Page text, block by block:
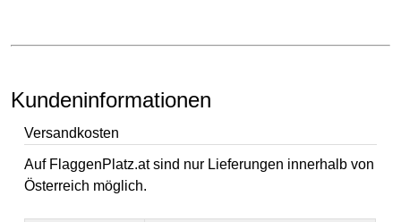
Kundeninformationen
Versandkosten
Auf FlaggenPlatz.at sind nur Lieferungen innerhalb von
Österreich möglich.